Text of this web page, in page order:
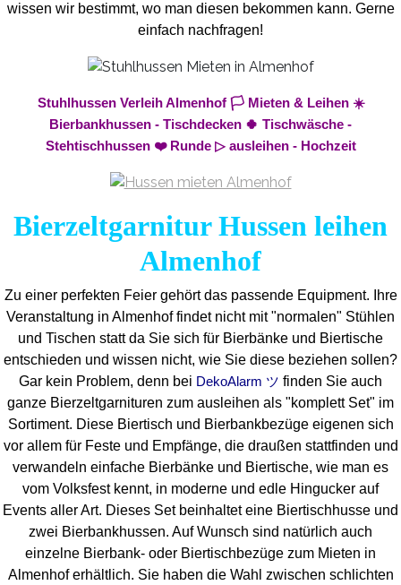
wissen wir bestimmt, wo man diesen bekommen kann. Gerne
einfach nachfragen!
Stuhlhussen Verleih Almenhof 🏳️ Mieten & Leihen ☀️
Bierbankhussen - Tischdecken 🍀 Tischwäsche -
Stehtischhussen ❤️ Runde ▷ ausleihen - Hochzeit
Bierzeltgarnitur Hussen leihen
Almenhof
Zu einer perfekten Feier gehört das passende Equipment.
Ihre
Veranstaltung in Almenhof findet nicht mit "normalen" Stühlen
und Tischen statt da Sie sich für Bierbänke und Biertische
entschieden und wissen nicht, wie Sie diese beziehen sollen?
Gar kein Problem, denn bei DekoAlarm ツ finden Sie auch
ganze Bierzeltgarnituren zum ausleihen als "komplett Set" im
Sortiment. Diese Biertisch und Bierbankbezüge eigenen sich
vor allem für Feste und Empfänge, die draußen stattfinden und
verwandeln einfache Bierbänke und Biertische, wie man es
vom Volksfest kennt, in moderne und edle Hingucker auf
Events aller Art. Dieses Set beinhaltet eine Biertischhusse und
zwei Bierbankhussen. Auf Wunsch sind natürlich auch
einzelne Bierbank- oder Biertischbezüge zum Mieten in
Almenhof erhältlich. Sie haben die Wahl zwischen schlichten